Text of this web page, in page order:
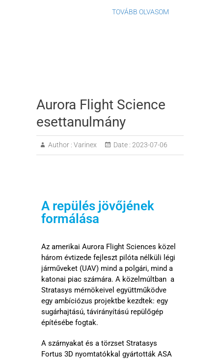
TOVÁBB OLVASOM
Aurora Flight Science
esettanulmány
Author : Varinex Date : 2023-07-06
A repülés jövőjének
formálása
Az amerikai Aurora Flight Sciences közel
három évtizede fejleszt pilóta nélküli légi
járműveket (UAV) mind a polgári, mind a
katonai piac számára. A közelmúltban a
Stratasys mérnökeivel együttműködve
egy ambíciózus projektbe kezdtek: egy
sugárhajtású, távirányítású repülőgép
építésébe fogtak.
A szárnyakat és a törzset Stratasys
Fortus 3D nyomtatókkal gyártották ASA